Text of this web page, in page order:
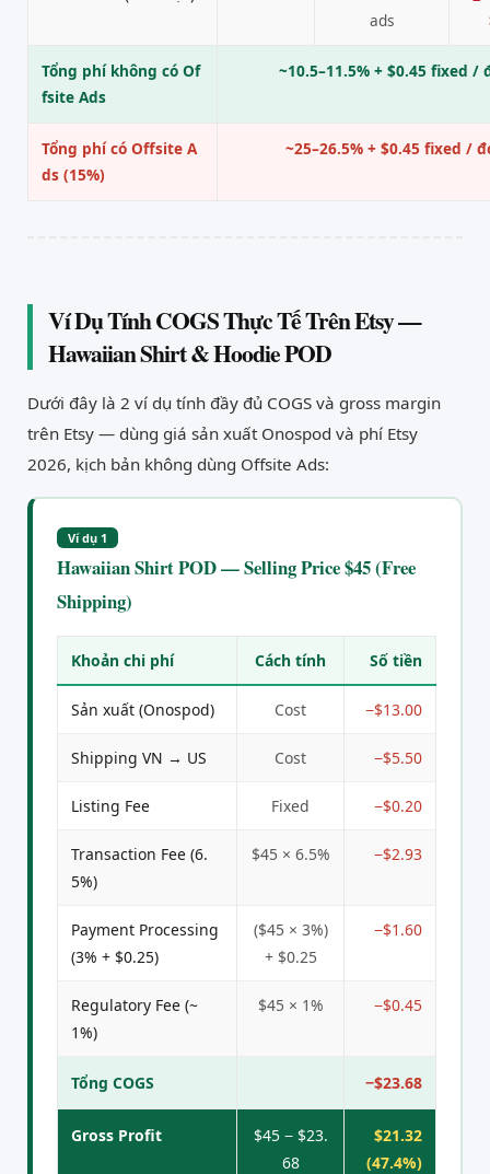
ads
Tổng phí không có Of
fsite Ads
~10.5–11.5% + $0.45 fixed /
Tổng phí có Offsite A
ds (15%)
~25–26.5% + $0.45 fixed /
Ví Dụ Tính COGS Thực Tế Trên Etsy —
Hawaiian Shirt & Hoodie POD
Dưới đây là 2 ví dụ tính đầy đủ COGS và gross margin
trên Etsy — dùng giá sản xuất Onospod và phí Etsy
2026, kịch bản không dùng Offsite Ads:
Ví dụ 1
Hawaiian Shirt POD — Selling Price $45 (Free
Shipping)
Khoản chi phí Cách tính Số tiền
Sản xuất (Onospod) Cost −$13.00
Shipping VN → US Cost −$5.50
Listing Fee Fixed −$0.20
Transaction Fee (6.
5%)
$45 × 6.5% −$2.93
Payment Processing
(3% + $0.25)
($45 × 3%)
+ $0.25
−$1.60
Regulatory Fee (~
1%)
$45 × 1% −$0.45
Tổng COGS −$23.68
Gross Profit
$45 − $23.
68
$21.32
(47.4%)